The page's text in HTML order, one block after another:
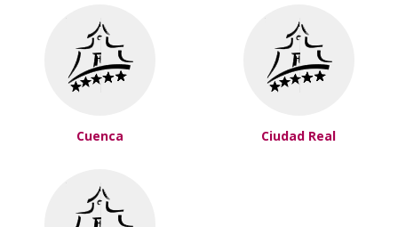
Cuenca Ciudad Real